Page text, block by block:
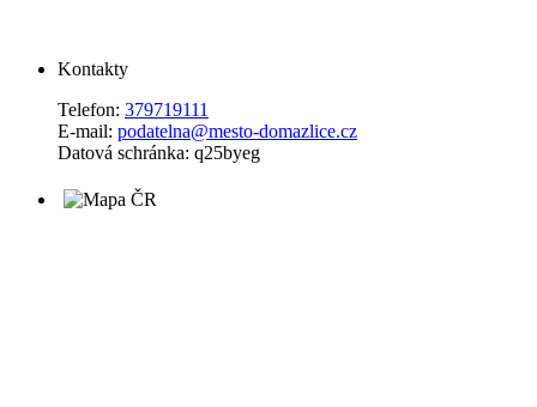
Kontakty
Telefon: 379719111
E-mail: podatelna@mesto-domazlice.cz
Datová schránka: q25byeg